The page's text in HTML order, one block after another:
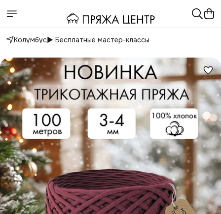
Колумбус▶️ Бесплатные мастер-классы